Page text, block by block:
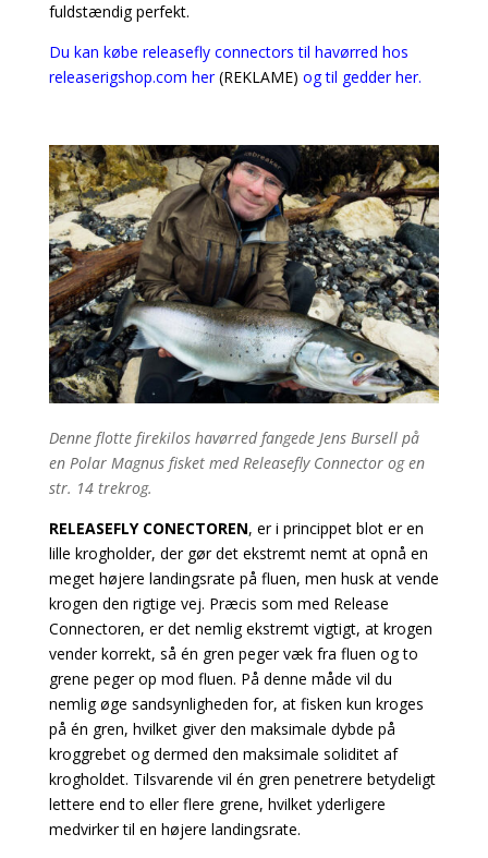
fuldstændig perfekt.
Du kan købe releasefly connectors til havørred hos
releaserigshop.com her(REKLAME) og til gedder her.
Denne flotte firekilos havørred fangede Jens Bursell på
en Polar Magnus fisket med Releasefly Connector og en
str. 14 trekrog.
RELEASEFLY CONECTOREN, er i princippet blot er en
lille krogholder, der gør det ekstremt nemt at opnå en
meget højere landingsrate på fluen, men husk at vende
krogen den rigtige vej. Præcis som med Release
Connectoren, er det nemlig ekstremt vigtigt, at krogen
vender korrekt, så én gren peger væk fra fluen og to
grene peger op mod fluen. På denne måde vil du
nemlig øge sandsynligheden for, at fisken kun kroges
på én gren, hvilket giver den maksimale dybde på
kroggrebet og dermed den maksimale soliditet af
krogholdet. Tilsvarende vil én gren penetrere betydeligt
lettere end to eller flere grene, hvilket yderligere
medvirker til en højere landingsrate.